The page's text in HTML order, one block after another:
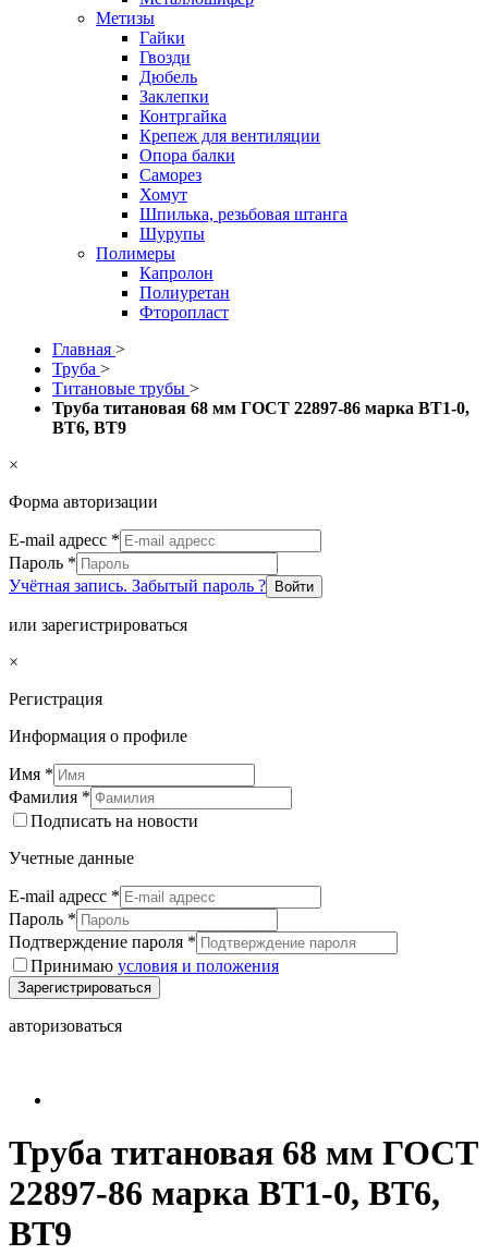
Метизы
Гайки
Гвозди
Дюбель
Заклепки
Контргайка
Крепеж для вентиляции
Опора балки
Саморез
Хомут
Шпилька, резьбовая штанга
Шурупы
Полимеры
Капролон
Полиуретан
Фторопласт
Главная >
Труба >
Титановые трубы >
Труба титановая 68 мм ГОСТ 22897-86 марка ВТ1-0,
ВТ6, ВТ9
×
Форма авторизации
E-mail адресс *
Пароль *
Учётная запись. Забытый пароль ?
Войти
или зарегистрироваться
×
Регистрация
Информация о профиле
Имя *
Фамилия *
Подписать на новости
Учетные данные
E-mail адресс *
Пароль *
Подтверждение пароля *
Принимаю условия и положения
Зарегистрироваться
авторизоваться
Труба титановая 68 мм ГОСТ
22897-86 марка ВТ1-0, ВТ6,
ВТ9